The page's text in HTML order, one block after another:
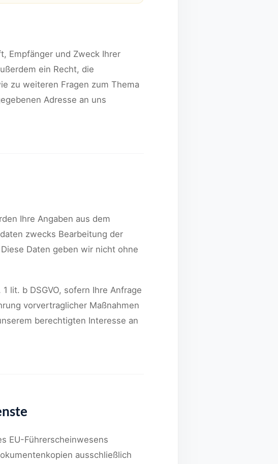
Empfänger und Zweck Ihrer
ein Recht, die
zu weiteren Fragen zum Thema
Adresse an uns
Ihre Angaben aus dem
zwecks Bearbeitung der
Daten geben wir nicht ohne
lit. b DSGVO, sofern Ihre Anfrage
vorvertraglicher Maßnahmen
berechtigten Interesse an
EU-Führerscheinwesens
ausschließlich